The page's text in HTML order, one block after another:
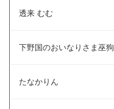
透来 むむ
下野国のおいなりさま巫狗
たなかりん